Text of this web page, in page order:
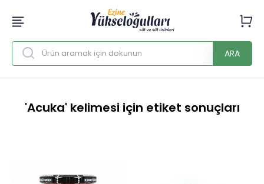
ARA
'Acuka' kelimesi için etiket sonuçları